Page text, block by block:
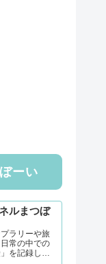
ーい
ルまつぼ
ラリーや旅
常の中での
を記録して